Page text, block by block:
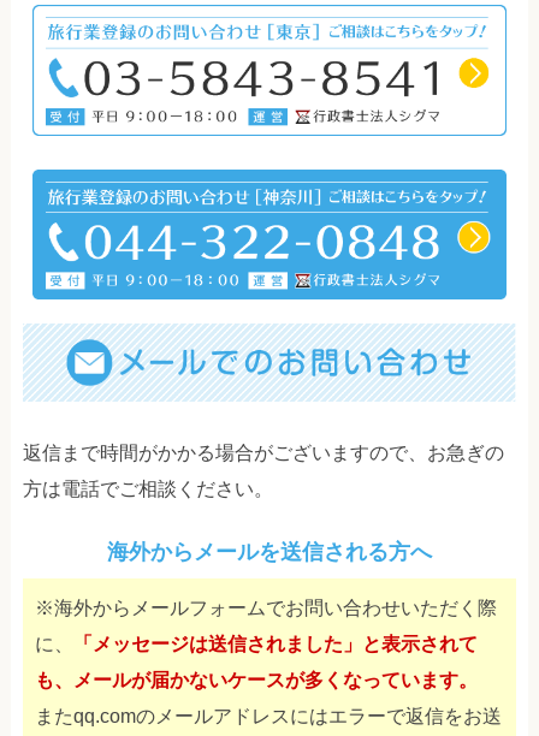
返信まで時間がかかる場合がございますので、お急ぎの
方は電話でご相談ください。
海外からメールを送信される方へ
※海外からメールフォームでお問い合わせいただく際
に、
「メッセージは送信されました」と表示されて
も、メールが届かないケースが多くなっています。
またqq.comのメールアドレスにはエラーで返信をお送